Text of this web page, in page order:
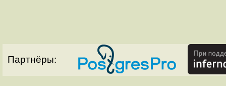
Партнёры: